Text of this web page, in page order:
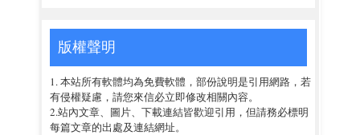
版權聲明
1. 本站所有軟體均為免費軟體，部份說明是引用網路，若
有侵權疑慮，請您來信必立即修改相關內容。
2.站內文章、圖片、下載連結皆歡迎引用，但請務必標明
每篇文章的出處及連結網址。